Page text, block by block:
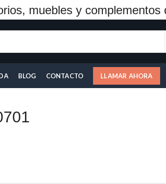
muebles y complementos
BLOG CONTACTO LLAMAR AHORA